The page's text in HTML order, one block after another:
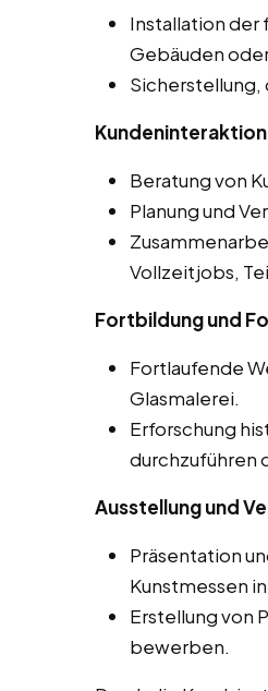
Installation der
Gebäuden
Sicherstellung,
Beratung von
Planung und
Vollzeitjobs,
Fortbildung und
Fortlaufende
Glasmalerei.
Erforschung
durchzuführen
Ausstellung und
Präsentation
Kunstmessen
Erstellung von
bewerben.